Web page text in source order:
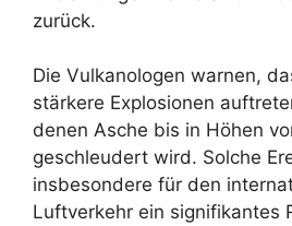
zurück.
Die Vulkanologen warnen,
stärkere Explosionen
denen Asche bis in Höhen
geschleudert wird. Solche
insbesondere für den
Luftverkehr ein signifikantes